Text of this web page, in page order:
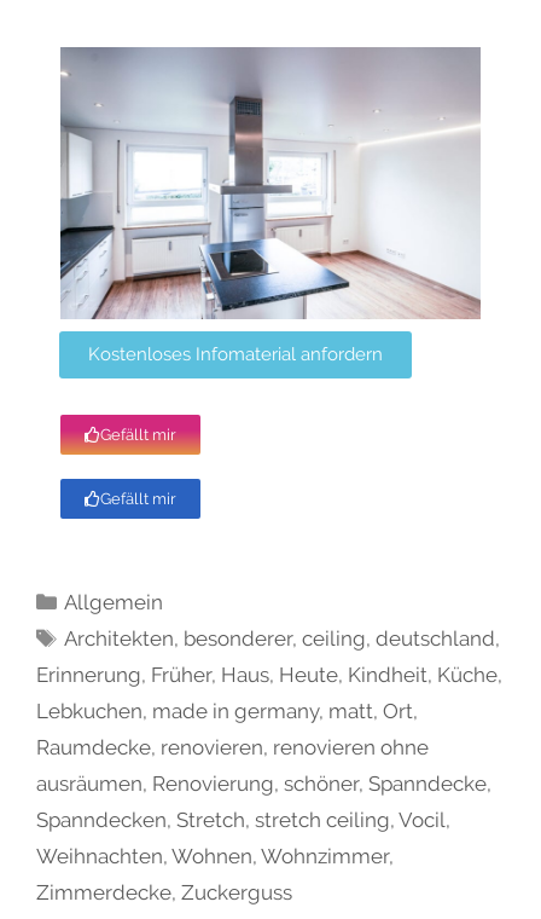
Kostenloses Infomaterial anfordern
Gefällt mir
Gefällt mir
Allgemein
Architekten, besonderer,ceiling,deutschland,
Erinnerung, Früher, Haus, Heute, Kindheit, Küche,
Lebkuchen, made in germany, matt, Ort,
Raumdecke, renovieren, renovieren ohne
ausräumen, Renovierung, schöner, Spanndecke,
Spanndecken, Stretch, stretch ceiling, Vocil,
Weihnachten, Wohnen, Wohnzimmer,
Zimmerdecke, Zuckerguss